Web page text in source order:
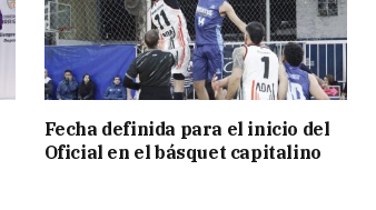
Fecha definida para el inicio del
Oficial en el básquet capitalino